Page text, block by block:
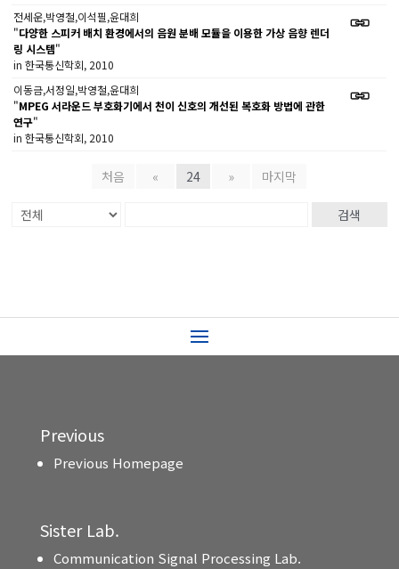
전세운,박영철,이석필,윤대희
"다양한 스피커 배치 환경에서의 음원 분배 모듈을 이용한 가상 음향 렌더
링 시스템"
in 한국통신학회, 2010
이동금,서정일,박영철,윤대희
"MPEG 서라운드 부호화기에서 천이 신호의 개선된 복호화 방법에 관한
연구"
in 한국통신학회, 2010
처음 « 24 » 마지막
검색
Previous
Previous Homepage
Sister Lab.
Communication Signal Processing Lab.